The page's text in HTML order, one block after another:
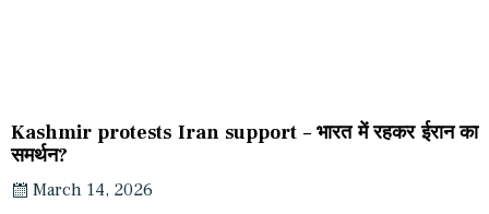
Kashmir protests Iran support – भारत में रहकर ईरान का
समर्थन?
March 14, 2026